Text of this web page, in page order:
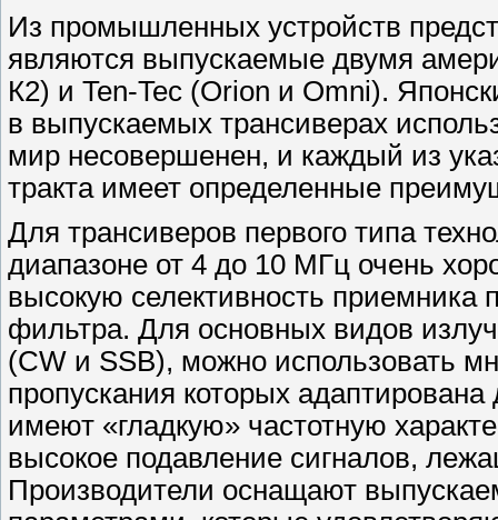
Из промышленных устройств
являются выпускаемые двумя
К2) и Ten-Tec (Orion и Omni).
в выпускаемых трансиверах
мир несовершенен, и каждый из
тракта имеет определенные
Для трансиверов первого типа
диапазоне от 4 до 10 МГц очень
высокую селективность приемника
фильтра. Для основных видов
(CW и SSB), можно использовать
пропускания которых
имеют «гладкую» частотную
высокое подавление сигналов,
Производители оснащают